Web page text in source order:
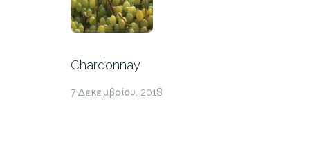
Chardonnay
7 Δεκεμβρίου, 2018